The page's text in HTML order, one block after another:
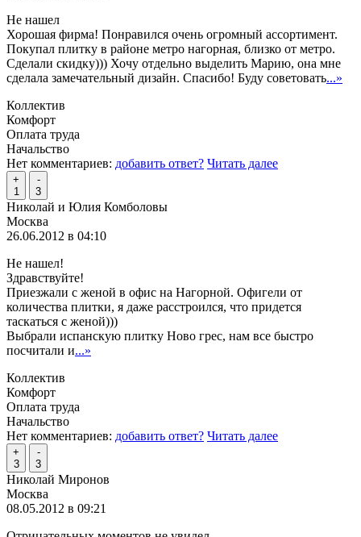
Не нашел
Хорошая фирма! Понравился очень огромный ассортимент.
Покупал плитку в районе метро нагорная, близко от метро.
Сделали скидку))) Хочу отдельно выделить Марию, она мне
сделала замечательный дизайн. Спасибо! Буду советовать...»
Коллектив
Комфорт
Оплата труда
Начальство
Нет комментариев: добавить ответ? Читать далее
+
1
-
3
Николай и Юлия Комболовы
Москва
26.06.2012 в 04:10
Не нашел!
Здравствуйте!
Приезжали с женой в офис на Нагорной. Офигели от
количества плитки, я даже расстроился, что придется
таскаться с женой)))
Выбрали испанскую плитку Ново грес, нам все быстро
посчитали и...»
Коллектив
Комфорт
Оплата труда
Начальство
Нет комментариев: добавить ответ? Читать далее
+
3
-
3
Николай Миронов
Москва
08.05.2012 в 09:21